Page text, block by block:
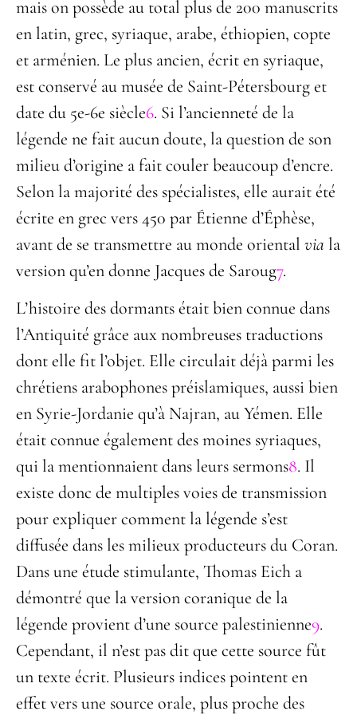
mais on possède au total plus de 200 manuscrits
en latin, grec, syriaque, arabe, éthiopien, copte
et arménien. Le plus ancien, écrit en syriaque,
est conservé au musée de Saint-Pétersbourg et
date du 5e-6e siècle6. Si l’ancienneté de la
légende ne fait aucun doute, la question de son
milieu d’origine a fait couler beaucoup d’encre.
Selon la majorité des spécialistes, elle aurait été
écrite en grec vers 450 par Étienne d’Éphèse,
avant de se transmettre au monde oriental via la
version qu’en donne Jacques de Saroug7.
L’histoire des dormants était bien connue dans
l’Antiquité grâce aux nombreuses traductions
dont elle fit l’objet. Elle circulait déjà parmi les
chrétiens arabophones préislamiques, aussi bien
en Syrie-Jordanie qu’à Najran, au Yémen. Elle
était connue également des moines syriaques,
qui la mentionnaient dans leurs sermons8. Il
existe donc de multiples voies de transmission
pour expliquer comment la légende s’est
diffusée dans les milieux producteurs du Coran.
Dans une étude stimulante, Thomas Eich a
démontré que la version coranique de la
légende provient d’une source palestinienne9.
Cependant, il n’est pas dit que cette source fût
un texte écrit. Plusieurs indices pointent en
effet vers une source orale, plus proche des